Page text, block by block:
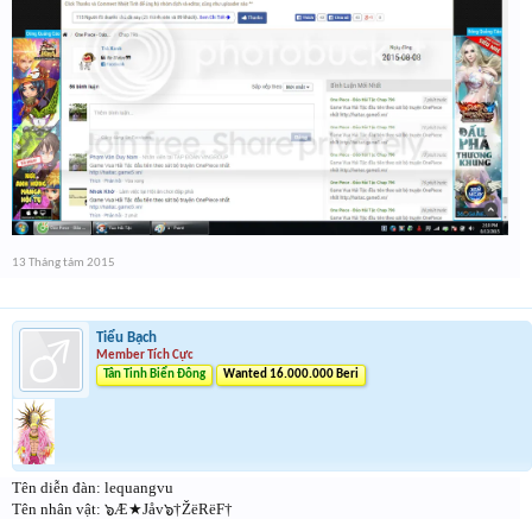
13 Tháng tám 2015
Tiểu Bạch
Member Tích Cực
Tân Tinh Biển Đông
Wanted 16.000.000 Beri
Tên diễn đàn: lequangvu
Tên nhân vật: ๖Æ★Jåv๖†ŽëRëF†